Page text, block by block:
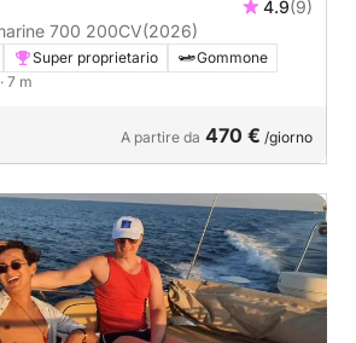
4.9(9)
Gommone Onda marine 700 200CV(2026)
Super proprietario
Gommone
· 7 m
A partire da 470 € /giorno